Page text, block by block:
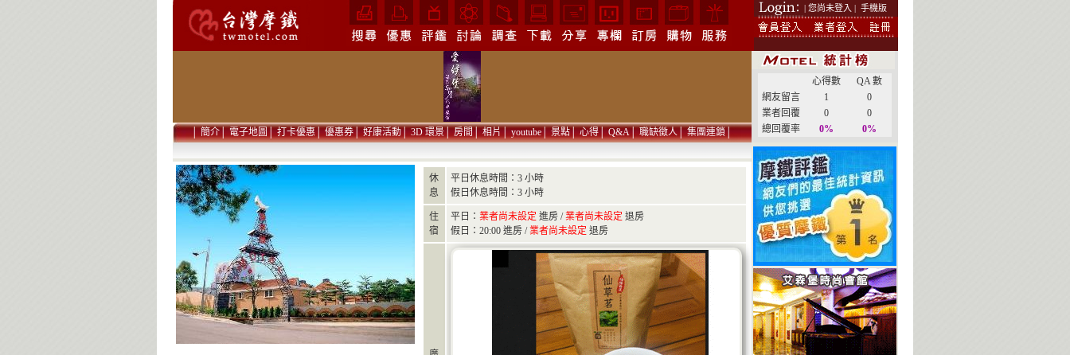
| 您尚未登入 | 手機版
心得數
QA 數
網友留言
1
0
業者回覆
0
0
總回覆率
0% 0%
│簡介│電子地圖│打卡優惠│優惠券│好康活動│3D 環景│房間│相片│youtube│景點│心得│Q&A│職缺徵人│集團連鎖│
休
息
平日休息時間：3 小時
假日休息時間：3 小時
住
宿
平日： 業者尚未設定 進房 /業者尚未設定 退房
假日：20:00 進房 /業者尚未設定 退房